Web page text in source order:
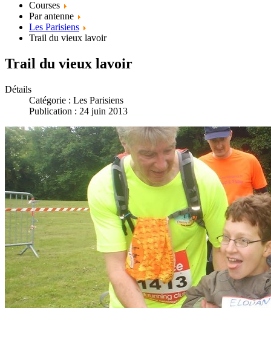
Courses
Par antenne
Les Parisiens
Trail du vieux lavoir
Trail du vieux lavoir
Détails
Catégorie : Les Parisiens
Publication : 24 juin 2013